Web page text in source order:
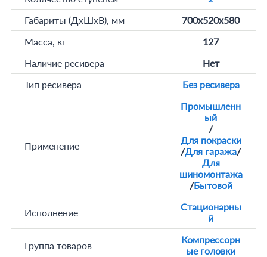
Габариты (ДхШхВ), мм
700х520х580
Масса, кг
127
Наличие ресивера
Нет
Тип ресивера
Без ресивера
Применение
Промышленн
ый
/
Для покраски
/Для гаража/
Для
шиномонтажа
/Бытовой
Исполнение
Стационарны
й
Группа товаров
Компрессорн
ые головки